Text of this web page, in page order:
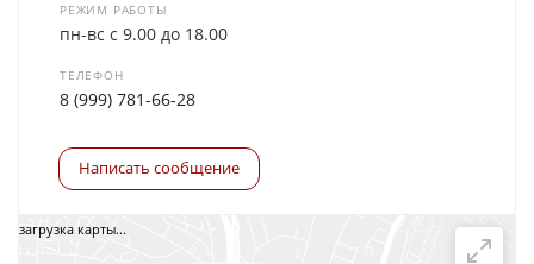
РЕЖИМ РАБОТЫ
пн-вс с 9.00 до 18.00
ТЕЛЕФОН
8 (999) 781-66-28
Написать сообщение
загрузка карты...